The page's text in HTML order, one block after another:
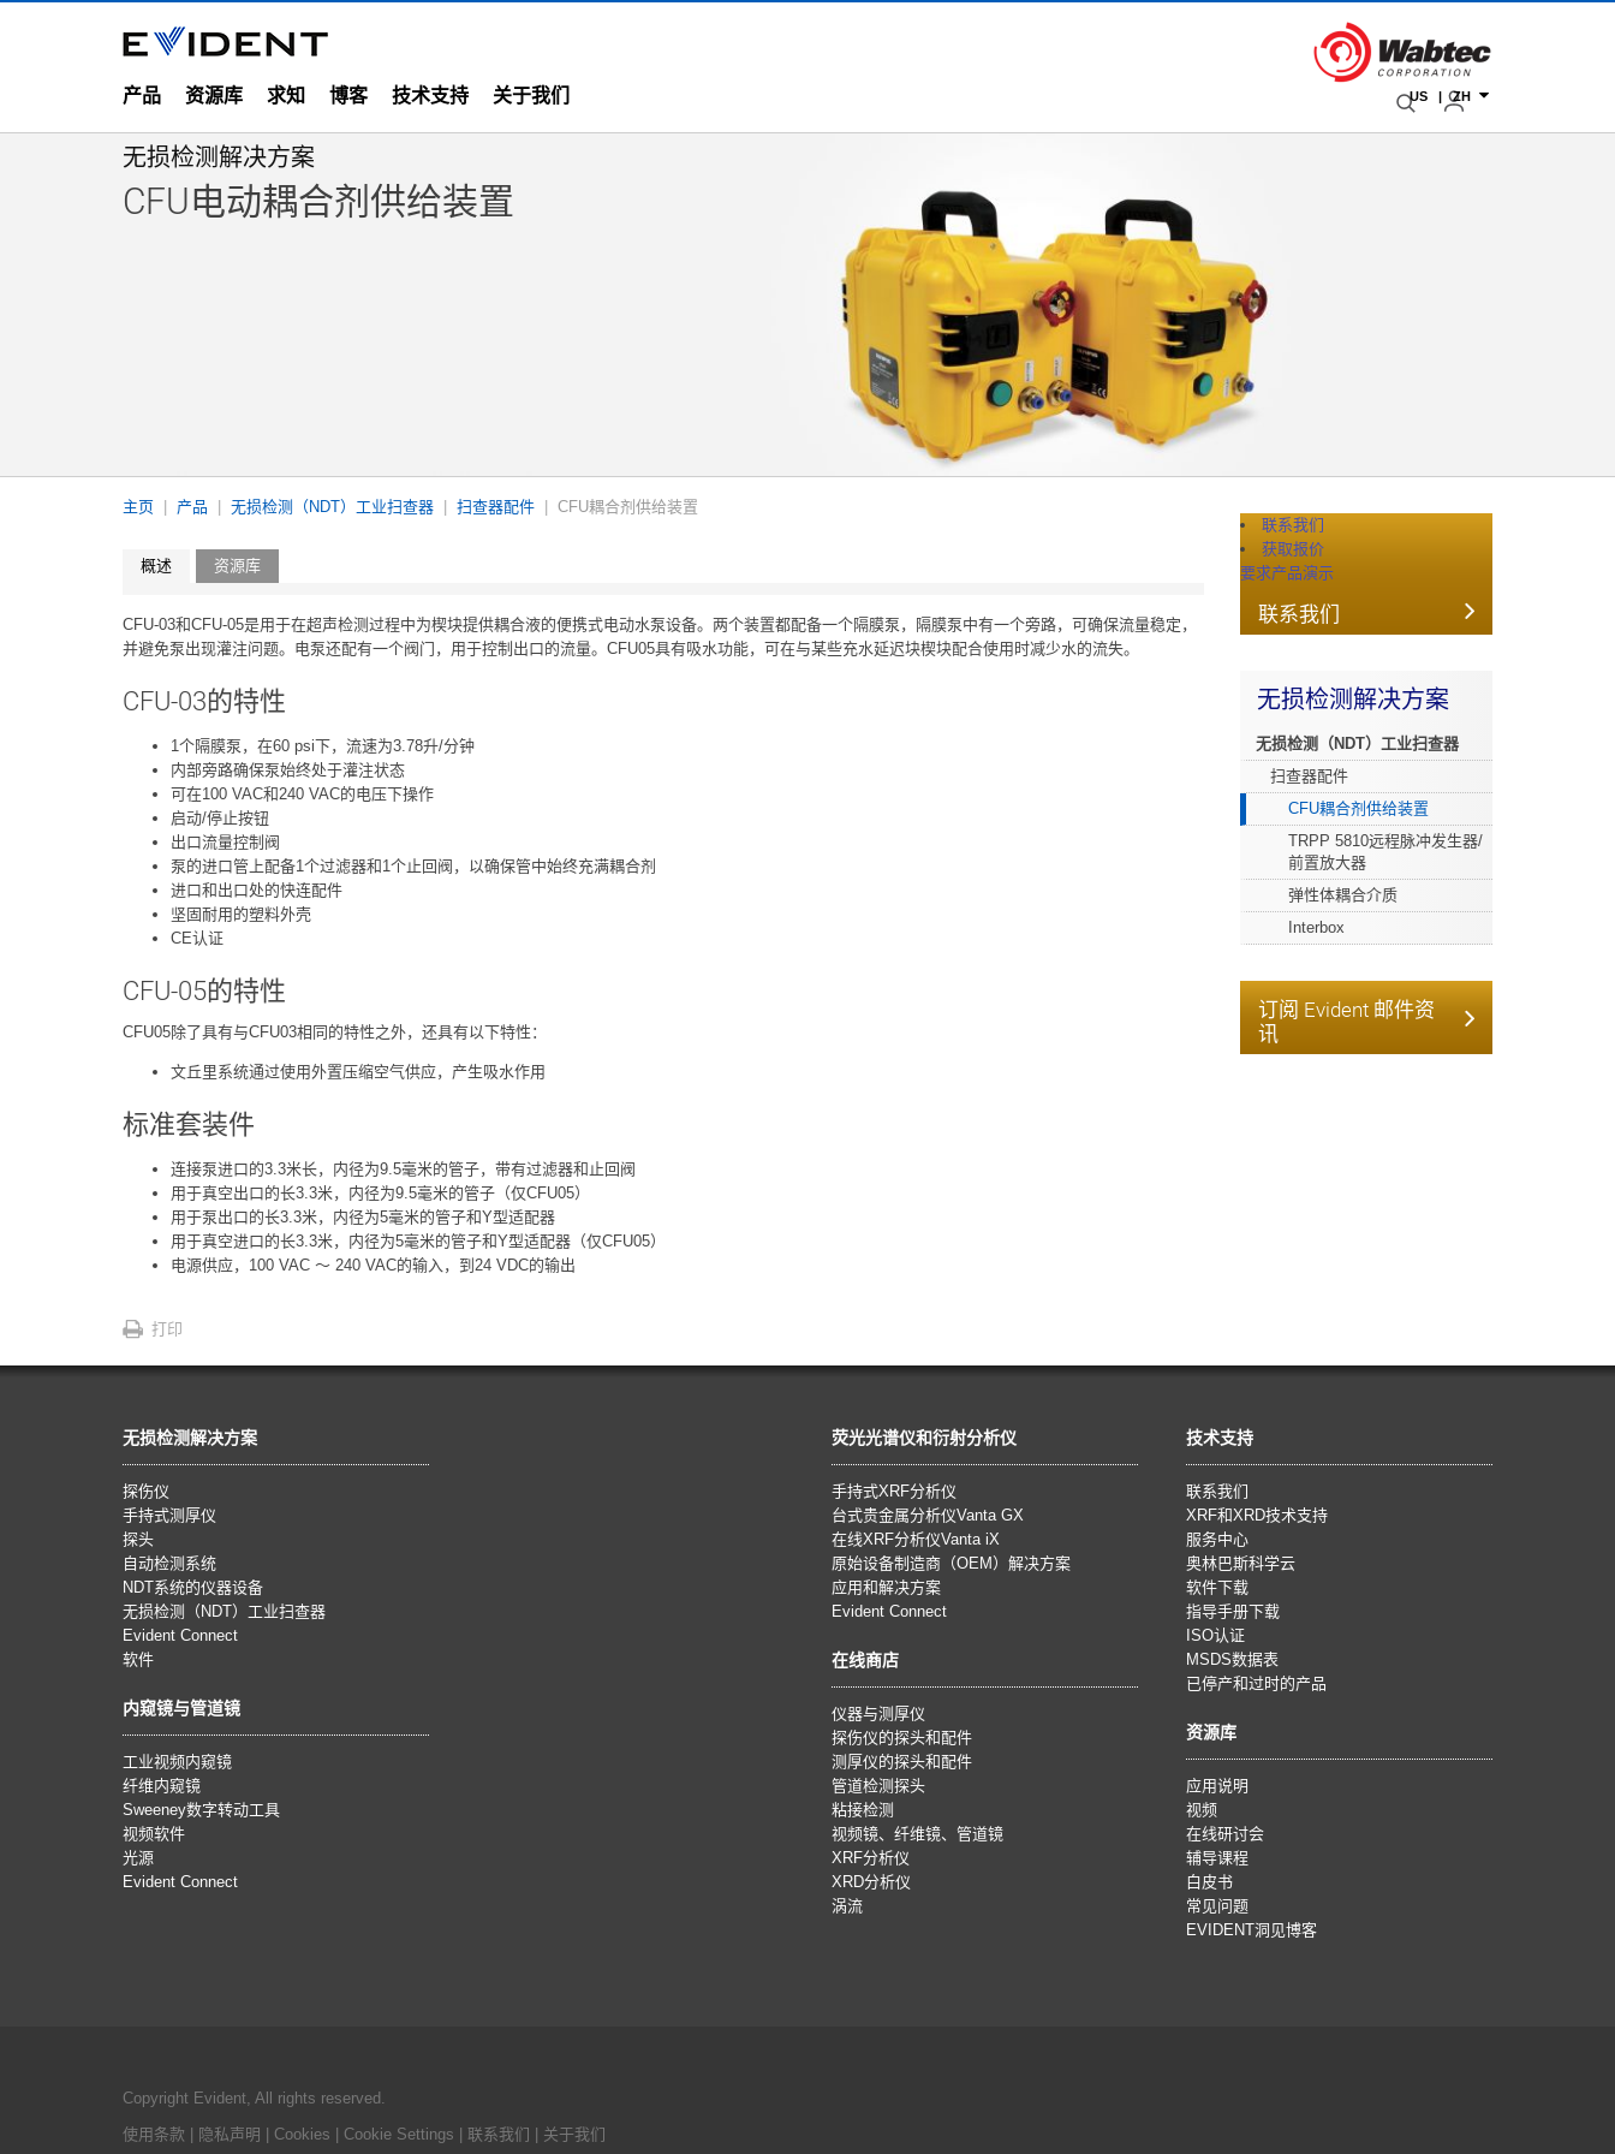
产品 资源库 求知 博客 技术支持 关于我们 US | ZH
无损检测解决方案
CFU电动耦合剂供给装置
主页 产品 无损检测（NDT）工业扫查器 扫查器配件 CFU耦合剂供给装置
概述 资源库
CFU-03和CFU-05是用于在超声检测过程中为楔块提供耦合液的便携式电动水泵设备。两个装置都配备一个隔膜泵，隔膜泵中有一个旁路，可确保流量稳定，
并避免泵出现灌注问题。电泵还配有一个阀门，用于控制出口的流量。CFU05具有吸水功能，可在与某些充水延迟块楔块配合使用时减少水的流失。
CFU-03的特性
1个隔膜泵，在60 psi下，流速为3.78升/分钟
内部旁路确保泵始终处于灌注状态
可在100 VAC和240 VAC的电压下操作
启动/停止按钮
出口流量控制阀
泵的进口管上配备1个过滤器和1个止回阀，以确保管中始终充满耦合剂
进口和出口处的快连配件
坚固耐用的塑料外壳
CE认证
CFU-05的特性
CFU05除了具有与CFU03相同的特性之外，还具有以下特性：
文丘里系统通过使用外置压缩空气供应，产生吸水作用
标准套装件
连接泵进口的3.3米长，内径为9.5毫米的管子，带有过滤器和止回阀
用于真空出口的长3.3米，内径为9.5毫米的管子（仅CFU05）
用于泵出口的长3.3米，内径为5毫米的管子和Y型适配器
用于真空进口的长3.3米，内径为5毫米的管子和Y型适配器（仅CFU05）
电源供应，100 VAC ～ 240 VAC的输入，到24 VDC的输出
联系我们
获取报价
要求产品演示
联系我们
无损检测解决方案
无损检测（NDT）工业扫查器
扫查器配件
CFU耦合剂供给装置
TRPP 5810远程脉冲发生器/
前置放大器
弹性体耦合介质
Interbox
订阅 Evident 邮件资
讯
打印
无损检测解决方案
探伤仪
手持式测厚仪
探头
自动检测系统
NDT系统的仪器设备
无损检测（NDT）工业扫查器
Evident Connect
软件
内窥镜与管道镜
工业视频内窥镜
纤维内窥镜
Sweeney数字转动工具
视频软件
光源
Evident Connect
荧光光谱仪和衍射分析仪
手持式XRF分析仪
台式贵金属分析仪Vanta GX
在线XRF分析仪Vanta iX
原始设备制造商（OEM）解决方案
应用和解决方案
Evident Connect
在线商店
仪器与测厚仪
探伤仪的探头和配件
测厚仪的探头和配件
管道检测探头
粘接检测
视频镜、纤维镜、管道镜
XRF分析仪
XRD分析仪
涡流
技术支持
联系我们
XRF和XRD技术支持
服务中心
奥林巴斯科学云
软件下载
指导手册下载
ISO认证
MSDS数据表
已停产和过时的产品
资源库
应用说明
视频
在线研讨会
辅导课程
白皮书
常见问题
EVIDENT洞见博客
Copyright Evident, All rights reserved.
使用条款
隐私声明 Cookies Cookie Settings 联系我们 关于我们